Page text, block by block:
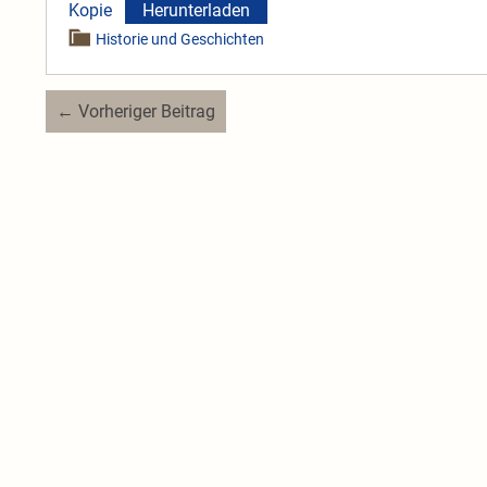
Kopie
Herunterladen
Historie und Geschichten
Beitragsnavigation
← Vorheriger Beitrag